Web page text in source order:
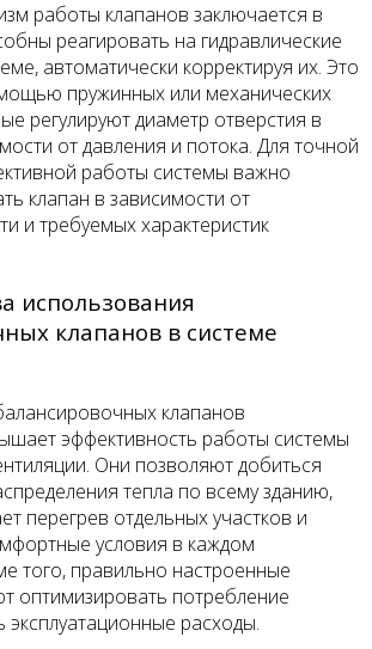
работы клапанов заключается в
реагировать на гидравлические
автоматически корректируя их. Это
пружинных или механических
регулируют диаметр отверстия в
от давления и потока. Для точной
работы системы важно
клапан в зависимости от
и требуемых характеристик
использования
клапанов в системе
клапанов
эффективность работы системы
Они позволяют добиться
тепла по всему зданию,
перегрев отдельных участков и
условия в каждом
того, правильно настроенные
оптимизировать потребление
эксплуатационные расходы.